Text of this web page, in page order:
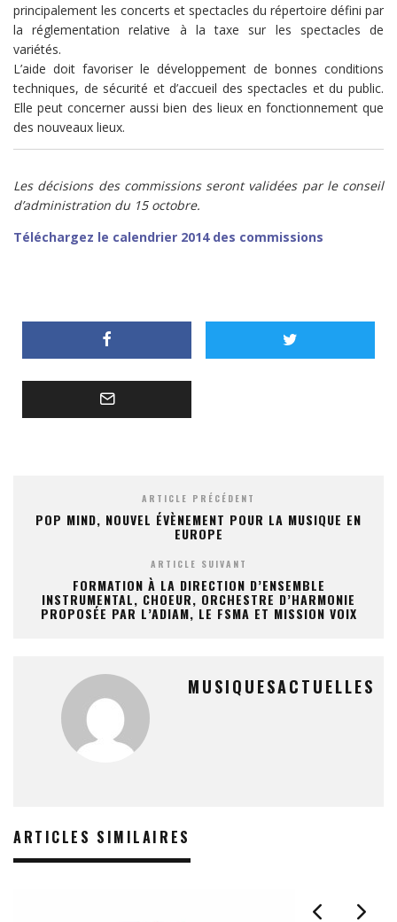
principalement les concerts et spectacles du répertoire défini par
la réglementation relative à la taxe sur les spectacles de
variétés.
L’aide doit favoriser le développement de bonnes conditions
techniques, de sécurité et d’accueil des spectacles et du public.
Elle peut concerner aussi bien des lieux en fonctionnement que
des nouveaux lieux.
Les décisions des commissions seront validées par le conseil
d’administration du 15 octobre.
Téléchargez le calendrier 2014 des commissions
ARTICLE PRÉCÉDENT
POP MIND, NOUVEL ÉVÈNEMENT POUR LA MUSIQUE EN
EUROPE
ARTICLE SUIVANT
FORMATION À LA DIRECTION D’ENSEMBLE
INSTRUMENTAL, CHOEUR, ORCHESTRE D’HARMONIE
PROPOSÉE PAR L’ADIAM, LE FSMA ET MISSION VOIX
MUSIQUESACTUELLES
ARTICLES SIMILAIRES